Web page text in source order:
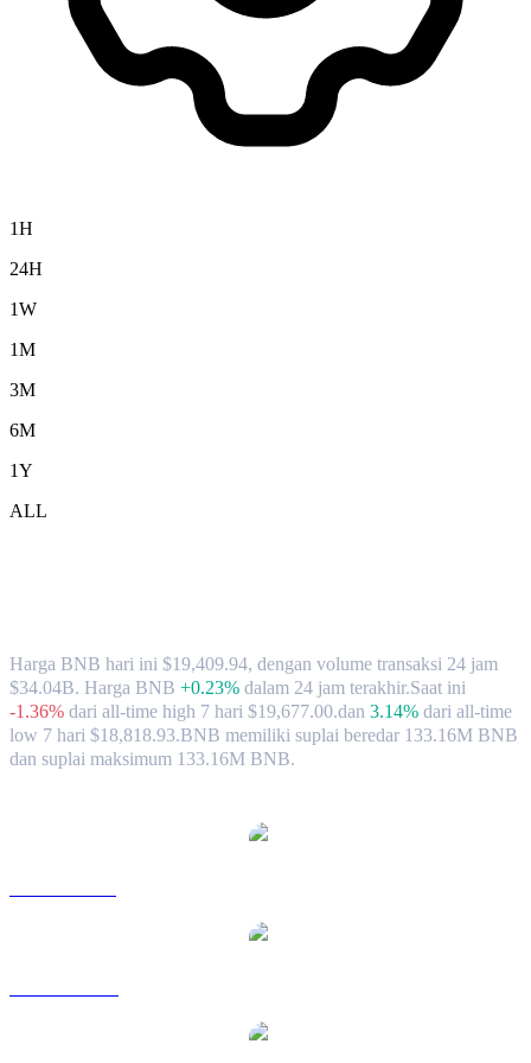
1H
24H
1W
1M
3M
6M
1Y
ALL
Harga BNB hari ini $19,409.94, dengan volume transaksi 24 jam
$34.04B. Harga BNB +0.23% dalam 24 jam terakhir.Saat ini
-1.36% dari all-time high 7 hari $19,677.00.dan 3.14% dari all-time
low 7 hari $18,818.93.BNB memiliki suplai beredar 133.16M BNB
dan suplai maksimum 133.16M BNB.